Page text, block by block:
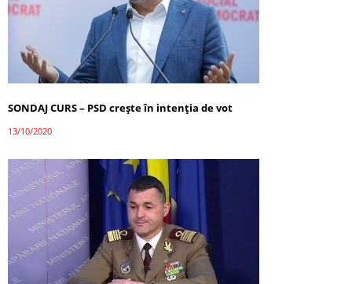
SONDAJ CURS – PSD crește în intenția de vot
13/10/2020